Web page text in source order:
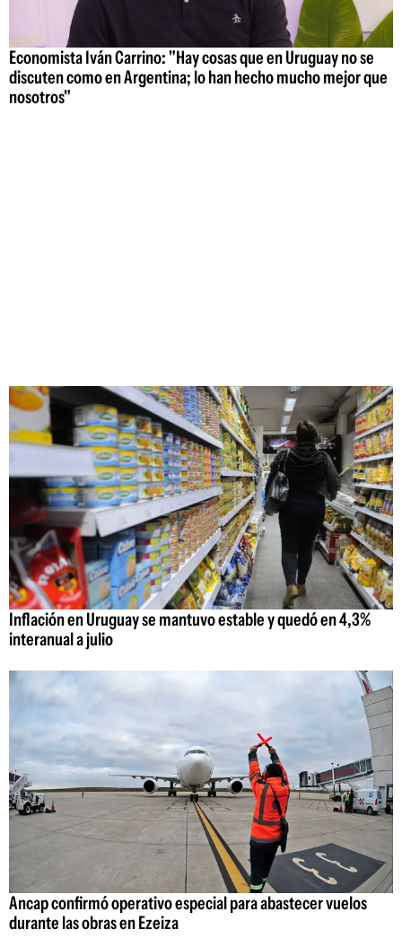
Economista Iván Carrino: "Hay cosas que en Uruguay no se
discuten como en Argentina; lo han hecho mucho mejor que
nosotros"
Inflación en Uruguay se mantuvo estable y quedó en 4,3%
interanual a julio
Ancap confirmó operativo especial para abastecer vuelos
durante las obras en Ezeiza